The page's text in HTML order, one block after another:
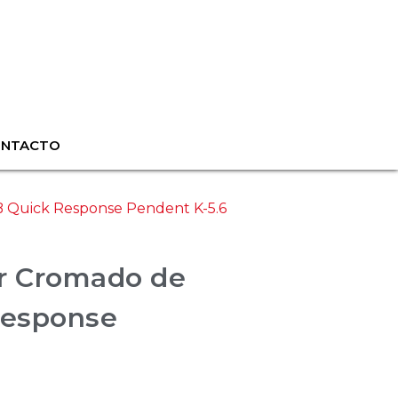
Quick Response Pendent K-5.6
Cromado de